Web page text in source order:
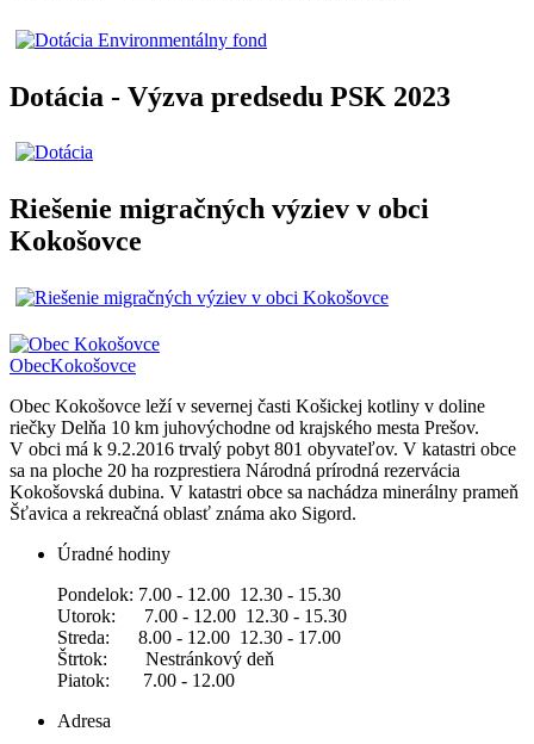
Dotácia - Výzva predsedu PSK 2023
Riešenie migračných výziev v obci
Kokošovce
ObecKokošovce
Obec Kokošovce leží v severnej časti Košickej kotliny v doline
riečky Delňa 10 km juhovýchodne od krajského mesta Prešov.
V obci má k 9.2.2016 trvalý pobyt 801 obyvateľov. V katastri obce
sa na ploche 20 ha rozprestiera Národná prírodná rezervácia
Kokošovská dubina. V katastri obce sa nachádza minerálny prameň
Šťavica a rekreačná oblasť známa ako Sigord.
Úradné hodiny
Pondelok: 7.00 - 12.00 12.30 - 15.30
Utorok: 7.00 - 12.00 12.30 - 15.30
Streda: 8.00 - 12.00 12.30 - 17.00
Štrtok: Nestránkový deň
Piatok: 7.00 - 12.00
Adresa